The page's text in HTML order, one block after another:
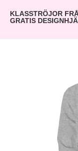
KLASSTRÖJOR
GRATIS